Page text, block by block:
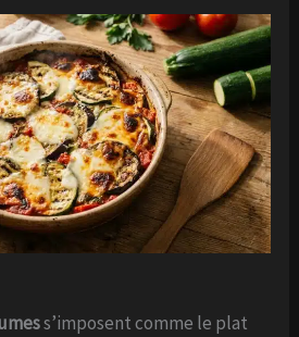
s’imposent comme le plat